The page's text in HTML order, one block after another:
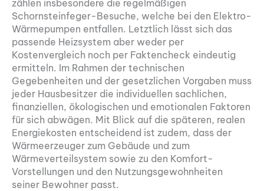
zählen insbesondere die regelmäßigen
Schornsteinfeger-Besuche, welche bei den Elektro-
Wärmepumpen entfallen. Letztlich lässt sich das
passende Heizsystem aber weder per
Kostenvergleich noch per Faktencheck eindeutig
ermitteln. Im Rahmen der technischen
Gegebenheiten und der gesetzlichen Vorgaben muss
jeder Hausbesitzer die individuellen sachlichen,
finanziellen, ökologischen und emotionalen Faktoren
für sich abwägen. Mit Blick auf die späteren, realen
Energiekosten entscheidend ist zudem, dass der
Wärmeerzeuger zum Gebäude und zum
Wärmeverteilsystem sowie zu den Komfort-
Vorstellungen und den Nutzungsgewohnheiten
seiner Bewohner passt.